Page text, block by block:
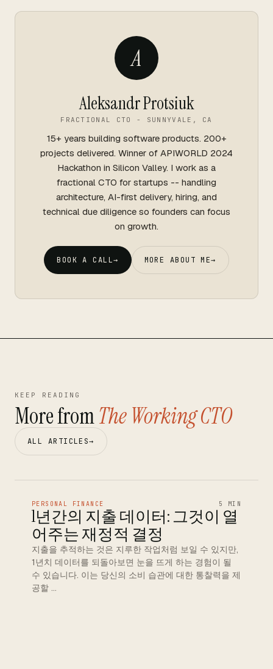
A
Aleksandr Protsiuk
FRACTIONAL CTO - SUNNYVALE, CA
15+ years building software products. 200+
projects delivered. Winner of APIWORLD 2024
Hackathon in Silicon Valley. I work as a
fractional CTO for startups -- handling
architecture, AI-first delivery, hiring, and
technical due diligence so founders can focus
on growth.
BOOK A CALL→ MORE ABOUT ME→
KEEP READING
More fromThe Working CTO
ALL ARTICLES→
PERSONAL FINANCE 5 MIN
1년간의 지출 데이터: 그것이 열
어주는 재정적 결정
지출을 추적하는 것은 지루한 작업처럼 보일 수 있지만,
1년치 데이터를 되돌아보면 눈을 뜨게 하는 경험이 될
수 있습니다. 이는 당신의 소비 습관에 대한 통찰력을 제
공할 …